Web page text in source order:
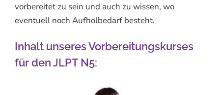
vorbereitet zu sein und auch zu wissen, wo
eventuell noch Aufholbedarf besteht.
Inhalt unseres Vorbereitungskurses
für den JLPT N5: